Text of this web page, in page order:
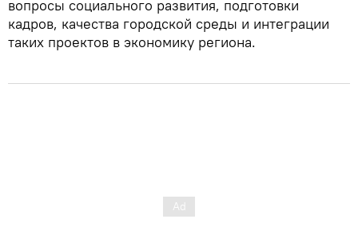
вопросы социального развития, подготовки
кадров, качества городской среды и интеграции
таких проектов в экономику региона.